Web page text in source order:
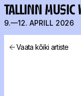
TALLINN MUSIC
9.—12. APRILL 2026
Vaata kõiki artiste